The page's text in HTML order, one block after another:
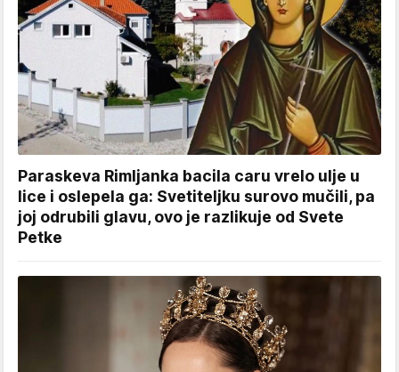
Paraskeva Rimljanka bacila caru vrelo ulje u
lice i oslepela ga: Svetiteljku surovo mučili, pa
joj odrubili glavu, ovo je razlikuje od Svete
Petke